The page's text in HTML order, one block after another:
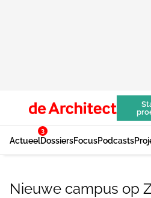
Actueel
3
DossiersFocusPodcasts
Nieuwe campus op